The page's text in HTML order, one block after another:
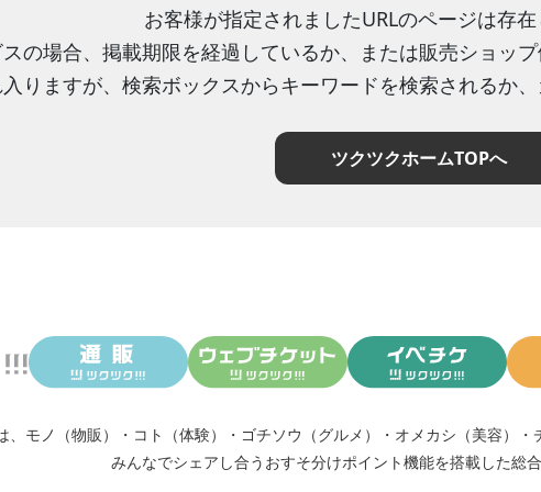
お客様が指定されましたURLのページは存在
の場合、掲載期限を経過しているか、または販売ショッ
りますが、検索ボックスからキーワードを検索されるか
ツクツクホームTOPへ
モノ（物販） ・ コト（体験） ・ ゴチソウ（グルメ） ・ オメカシ（美容） ・
みんなでシェアし合う おすそ分けポイント機能を搭載した総